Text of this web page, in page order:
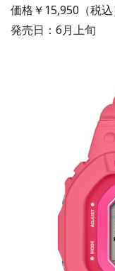
価格￥15,950（税込
発売日：6月上旬